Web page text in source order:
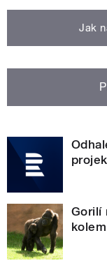
Jak
Gorilí